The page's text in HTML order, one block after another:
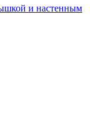
и настенным